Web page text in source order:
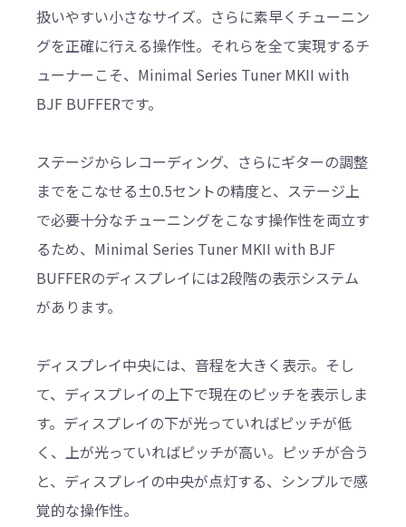
扱いやすい小さなサイズ。さらに素早くチューニン
グを正確に行える操作性。それらを全て実現するチ
ューナーこそ、Minimal Series Tuner MKII with
BJF BUFFERです。
ステージからレコーディング、さらにギターの調整
までをこなせる±0.5セントの精度と、ステージ上
で必要十分なチューニングをこなす操作性を両立す
るため、Minimal Series Tuner MKII with BJF
BUFFERのディスプレイには2段階の表示システム
があります。
ディスプレイ中央には、音程を大きく表示。そし
て、ディスプレイの上下で現在のピッチを表示しま
す。ディスプレイの下が光っていればピッチが低
く、上が光っていればピッチが高い。ピッチが合う
と、ディスプレイの中央が点灯する、シンプルで感
覚的な操作性。